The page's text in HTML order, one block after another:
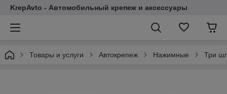
KrepAvto - Автомобильный крепеж и аксессуары
Товары и услуги Автокрепеж Нажимные Три